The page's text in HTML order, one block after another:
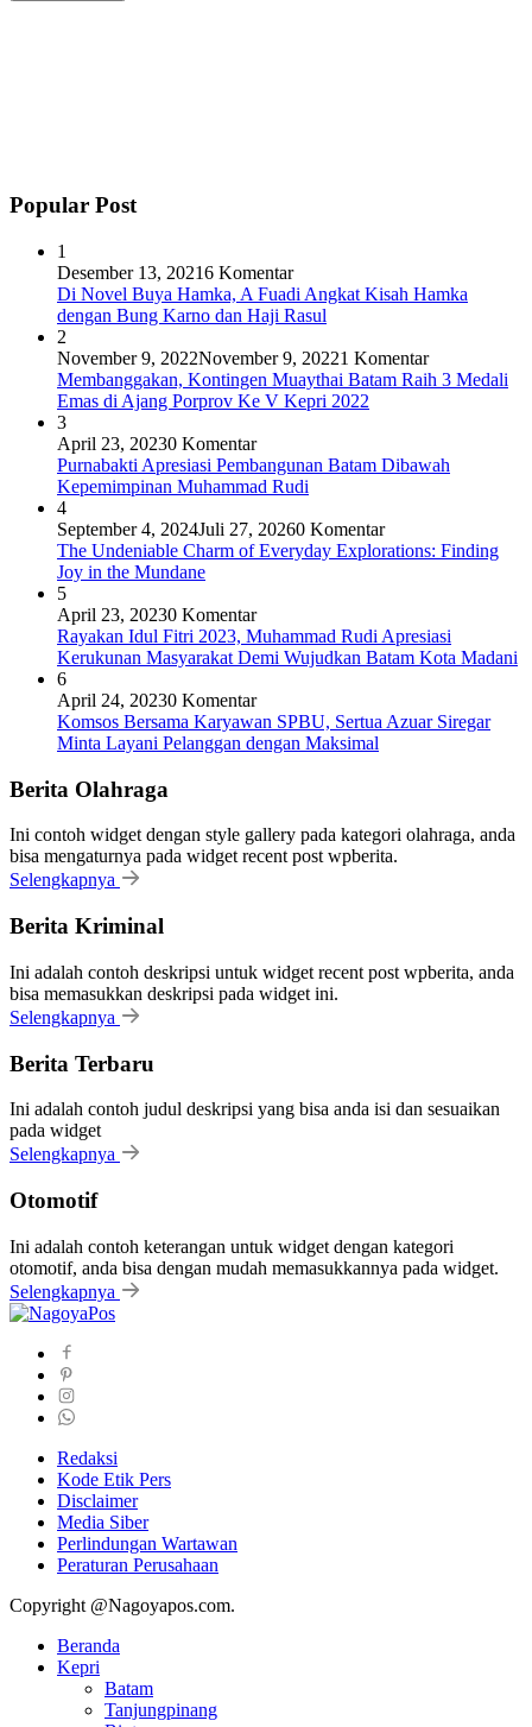
Popular Post
1
Desember 13, 20216 Komentar
Di Novel Buya Hamka, A Fuadi Angkat Kisah Hamka
dengan Bung Karno dan Haji Rasul
2
November 9, 2022November 9, 20221 Komentar
Membanggakan, Kontingen Muaythai Batam Raih 3 Medali
Emas di Ajang Porprov Ke V Kepri 2022
3
April 23, 20230 Komentar
Purnabakti Apresiasi Pembangunan Batam Dibawah
Kepemimpinan Muhammad Rudi
4
September 4, 2024Juli 27, 20260 Komentar
The Undeniable Charm of Everyday Explorations: Finding
Joy in the Mundane
5
April 23, 20230 Komentar
Rayakan Idul Fitri 2023, Muhammad Rudi Apresiasi
Kerukunan Masyarakat Demi Wujudkan Batam Kota Madani
6
April 24, 20230 Komentar
Komsos Bersama Karyawan SPBU, Sertua Azuar Siregar
Minta Layani Pelanggan dengan Maksimal
Berita Olahraga
Ini contoh widget dengan style gallery pada kategori olahraga, anda
bisa mengaturnya pada widget recent post wpberita.
Selengkapnya
Berita Kriminal
Ini adalah contoh deskripsi untuk widget recent post wpberita, anda
bisa memasukkan deskripsi pada widget ini.
Selengkapnya
Berita Terbaru
Ini adalah contoh judul deskripsi yang bisa anda isi dan sesuaikan
pada widget
Selengkapnya
Otomotif
Ini adalah contoh keterangan untuk widget dengan kategori
otomotif, anda bisa dengan mudah memasukkannya pada widget.
Selengkapnya
Redaksi
Kode Etik Pers
Disclaimer
Media Siber
Perlindungan Wartawan
Peraturan Perusahaan
Copyright @Nagoyapos.com.
Beranda
Kepri
Batam
Tanjungpinang